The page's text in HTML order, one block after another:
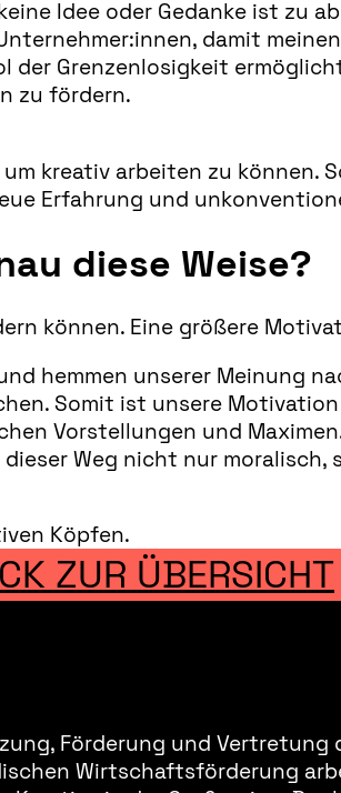
Idee oder Gedanke ist zu
damit
Grenzenlosigkeit
zu fördern.
kreativ arbeiten zu können.
Erfahrung und
diese Weise?
können. Eine größere
hemmen unserer Meinung
Somit ist unsere
Vorstellungen und
dieser Weg nicht nur
Köpfen.
ZUR ÜBERSICHT
Förderung und
Wirtschaftsförderung